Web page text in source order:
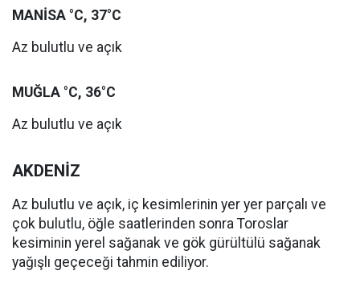
MANİSA °C, 37°C
Az bulutlu ve açık
MUĞLA °C, 36°C
Az bulutlu ve açık
AKDENİZ
Az bulutlu ve açık, iç kesimlerinin yer yer parçalı ve
çok bulutlu, öğle saatlerinden sonra Toroslar
kesiminin yerel sağanak ve gök gürültülü sağanak
yağışlı geçeceği tahmin ediliyor.